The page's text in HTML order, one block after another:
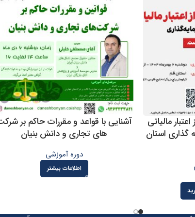
مالیاتی
گذاری استان
آشنایی با قواعد و مقررات حاکم بر
های تجاری و دانش بنیان
دوره آموزشی
اطلاعات بیشتر